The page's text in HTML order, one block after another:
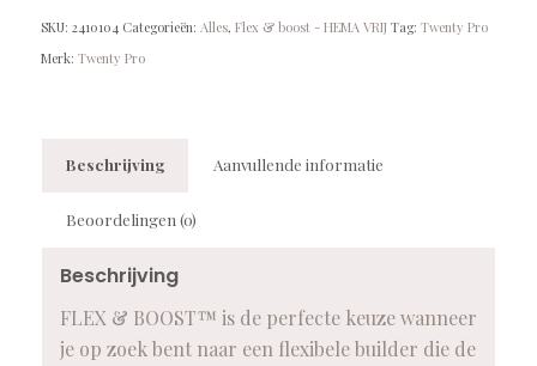
SKU: 2410104 Categorieën: Alles, Flex & boost - HEMA VRIJ Tag: Twenty Pro
Merk: Twenty Pro
Beschrijving Aanvullende informatie
Beoordelingen (0)
Beschrijving
FLEX & BOOST™ is de perfecte keuze wanneer
je op zoek bent naar een flexibele builder die de